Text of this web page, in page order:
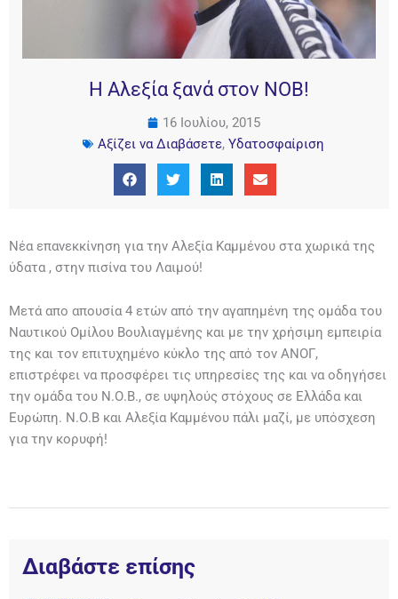
Η Αλεξία ξανά στον ΝΟΒ!
16 Ιουλίου, 2015
Αξίζει να Διαβάσετε, Υδατοσφαίριση
Νέα επανεκκίνηση για την Αλεξία Καμμένου στα χωρικά της
ύδατα , στην πισίνα του Λαιμού!
Μετά απο απουσία 4 ετών από την αγαπημένη της ομάδα του
Ναυτικού Ομίλου Βουλιαγμένης και με την χρήσιμη εμπειρία
της και τον επιτυχημένο κύκλο της από τον ΑΝΟΓ,
επιστρέφει να προσφέρει τις υπηρεσίες της και να οδηγήσει
την ομάδα του Ν.Ο.Β., σε υψηλούς στόχους σε Ελλάδα και
Ευρώπη. Ν.Ο.Β και Αλεξία Καμμένου πάλι μαζί, με υπόσχεση
για την κορυφή!
Διαβάστε επίσης